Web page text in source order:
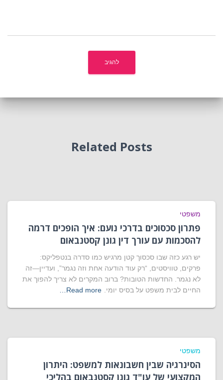
Related Posts
משפטי
פתרון סכסוכים בדרכי נועם: איך הופכים דרמה
להסכמות עם עורך דין גונן קסטנבאום
יש רגע כזה שבו סכסוך קטן מרגיש כמו סדרה בנטפליקס:
פרקים, טוויסטים, “רק עוד הודעה אחת וזה נגמר”, ועדיין—זה
לא נגמר. החדשות הטובות? ברוב המקרים לא צריך להפוך את
החיים לבית משפט על בסיס יומי.
Read more…
משפטי
הסינרגיה שבין חשבונאות למשפט: היתרון
המקצועי של עו"ד גונן קסטנבאום בהליכי